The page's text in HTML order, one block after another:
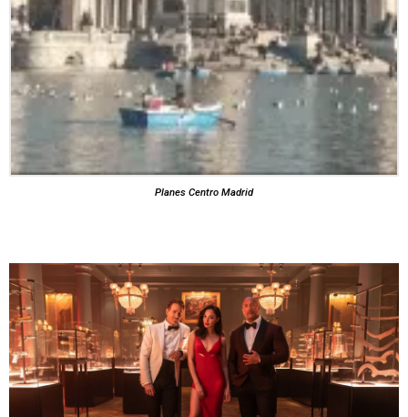
Planes Centro Madrid